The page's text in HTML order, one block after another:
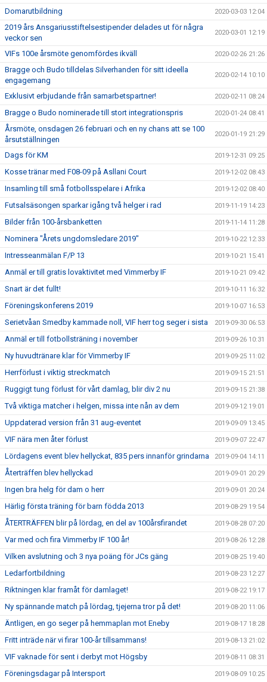
Domarutbildning 2020-03-03 12:04
2019 års Ansgariusstiftelsestipender delades ut för några
veckor sen
2020-03-01 12:19
VIFs 100e årsmöte genomfördes ikväll 2020-02-26 21:26
Bragge och Budo tilldelas Silverhanden för sitt ideella
engagemang
2020-02-14 10:10
Exklusivt erbjudande från samarbetspartner! 2020-02-11 08:24
Bragge o Budo nominerade till stort integrationspris 2020-01-24 08:41
Årsmöte, onsdagen 26 februari och en ny chans att se 100
årsutställningen
2020-01-19 21:29
Dags för KM 2019-12-31 09:25
Kosse tränar med F08-09 på Asllani Court 2019-12-02 08:43
Insamling till små fotbollsspelare i Afrika 2019-12-02 08:40
Futsalsäsongen sparkar igång två helger i rad 2019-11-19 14:23
Bilder från 100-årsbanketten 2019-11-14 11:28
Nominera "Årets ungdomsledare 2019" 2019-10-22 12:33
Intresseanmälan F/P 13 2019-10-21 15:41
Anmäl er till gratis lovaktivitet med Vimmerby IF 2019-10-21 09:42
Snart är det fullt! 2019-10-11 16:32
Föreningskonferens 2019 2019-10-07 16:53
Serietvåan Smedby kammade noll, VIF herr tog seger i sista 2019-09-30 06:53
Anmäl er till fotbollsträning i november 2019-09-26 10:31
Ny huvudtränare klar för Vimmerby IF 2019-09-25 11:02
Herrförlust i viktig streckmatch 2019-09-15 21:51
Ruggigt tung förlust för vårt damlag, blir div 2 nu 2019-09-15 21:38
Två viktiga matcher i helgen, missa inte nån av dem 2019-09-12 19:01
Uppdaterad version från 31 aug-eventet 2019-09-09 13:45
VIF nära men åter förlust 2019-09-07 22:47
Lördagens event blev hellyckat, 835 pers innanför grindarna 2019-09-04 14:11
Återträffen blev hellyckad 2019-09-01 20:29
Ingen bra helg för dam o herr 2019-09-01 20:24
Härlig första träning för barn födda 2013 2019-08-29 19:54
ÅTERTRÄFFEN blir på lördag, en del av 100årsfirandet 2019-08-28 07:20
Var med och fira Vimmerby IF 100 år! 2019-08-26 12:28
Vilken avslutning och 3 nya poäng för JCs gäng 2019-08-25 19:40
Ledarfortbildning 2019-08-23 12:27
Riktningen klar framåt för damlaget! 2019-08-22 19:17
Ny spännande match på lördag, tjejerna tror på det! 2019-08-20 11:06
Äntligen, en go seger på hemmaplan mot Eneby 2019-08-17 18:28
Fritt inträde när vi firar 100-år tillsammans! 2019-08-13 21:02
VIF vaknade för sent i derbyt mot Högsby 2019-08-11 08:31
Föreningsdagar på Intersport 2019-08-09 10:25